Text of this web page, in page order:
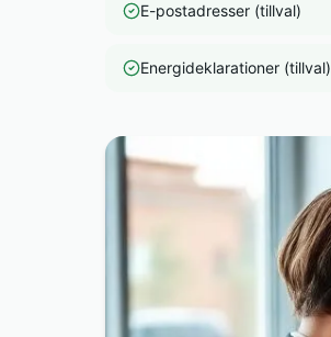
E-postadresser (tillval)
Energideklarationer (tillval)